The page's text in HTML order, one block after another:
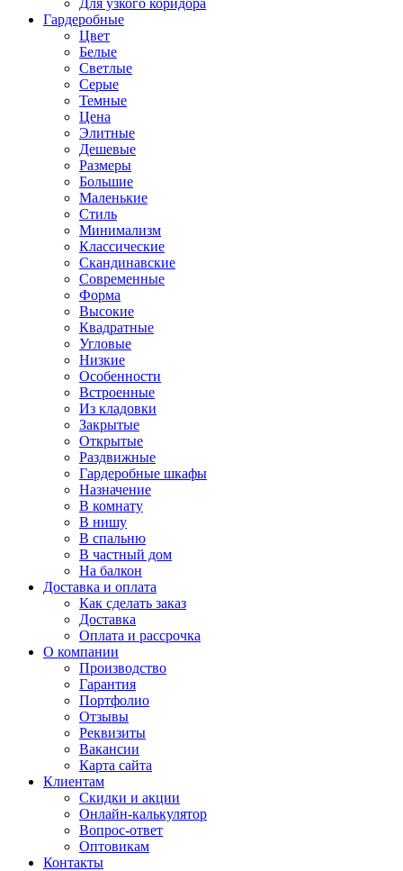
Для узкого коридора
Гардеробные
Цвет
Белые
Светлые
Серые
Темные
Цена
Элитные
Дешевые
Размеры
Большие
Маленькие
Стиль
Минимализм
Классические
Скандинавские
Современные
Форма
Высокие
Квадратные
Угловые
Низкие
Особенности
Встроенные
Из кладовки
Закрытые
Открытые
Раздвижные
Гардеробные шкафы
Назначение
В комнату
В нишу
В спальню
В частный дом
На балкон
Доставка и оплата
Как сделать заказ
Доставка
Оплата и рассрочка
О компании
Производство
Гарантия
Портфолио
Отзывы
Реквизиты
Вакансии
Карта сайта
Клиентам
Скидки и акции
Онлайн-калькулятор
Вопрос-ответ
Оптовикам
Контакты